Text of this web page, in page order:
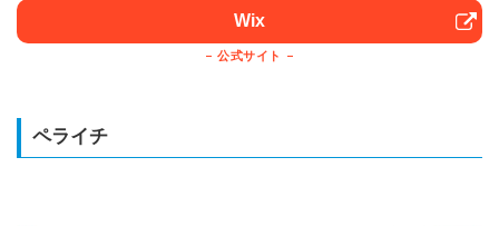
Wix
公式サイト
ペライチ